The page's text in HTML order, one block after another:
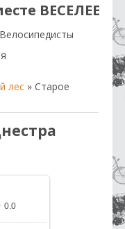
ВЕСЕЛЕЕ
лес » Старое
1600x1200
0.0